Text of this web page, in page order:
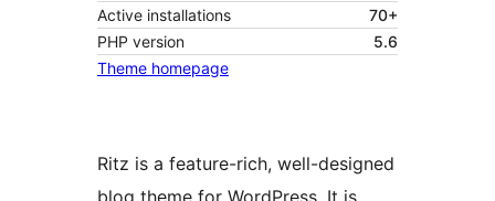
Active installations
70+
PHP version
5.6
Theme homepage
Ritz is a feature-rich, well-designed